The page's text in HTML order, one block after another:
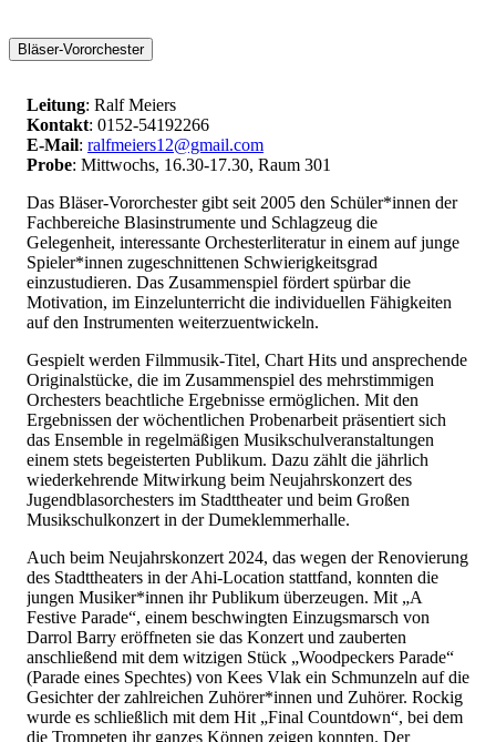
Bläser-Vororchester
Leitung: Ralf Meiers
Kontakt: 0152-54192266
E-Mail: ralfmeiers12@​gmail.com
Probe: Mittwochs, 16.30-17.30, Raum 301
Das Bläser-Vororchester gibt seit 2005 den Schüler*innen der
Fachbereiche Blasinstrumente und Schlagzeug die
Gelegenheit, interessante Orchesterliteratur in einem auf junge
Spieler*innen zugeschnittenen Schwierigkeitsgrad
einzustudieren. Das Zusammenspiel fördert spürbar die
Motivation, im Einzelunterricht die individuellen Fähigkeiten
auf den Instrumenten weiterzuentwickeln.
Gespielt werden Filmmusik-Titel, Chart Hits und ansprechende
Originalstücke, die im Zusammenspiel des mehrstimmigen
Orchesters beachtliche Ergebnisse ermöglichen. Mit den
Ergebnissen der wöchentlichen Probenarbeit präsentiert sich
das Ensemble in regelmäßigen Musikschulveranstaltungen
einem stets begeisterten Publikum. Dazu zählt die jährlich
wiederkehrende Mitwirkung beim Neujahrskonzert des
Jugendblasorchesters im Stadttheater und beim Großen
Musikschulkonzert in der Dumeklemmerhalle.
Auch beim Neujahrskonzert 2024, das wegen der Renovierung
des Stadttheaters in der Ahi-Location stattfand, konnten die
jungen Musiker*innen ihr Publikum überzeugen. Mit „A
Festive Parade“, einem beschwingten Einzugsmarsch von
Darrol Barry eröffneten sie das Konzert und zauberten
anschließend mit dem witzigen Stück „Woodpeckers Parade“
(Parade eines Spechtes) von Kees Vlak ein Schmunzeln auf die
Gesichter der zahlreichen Zuhörer*innen und Zuhörer. Rockig
wurde es schließlich mit dem Hit „Final Countdown“, bei dem
die Trompeten ihr ganzes Können zeigen konnten. Der